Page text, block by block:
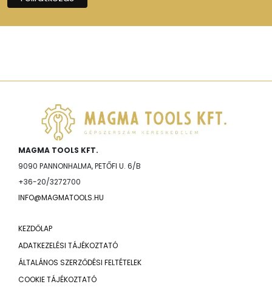
MAGMA TOOLS KFT.
9090 PANNONHALMA, PETŐFI U. 6/B
+36-20/3272700
INFO@MAGMATOOLS.HU
KEZDŐLAP
ADATKEZELÉSI TÁJÉKOZTATÓ
ÁLTALÁNOS SZERZŐDÉSI FELTÉTELEK
COOKIE TÁJÉKOZTATÓ